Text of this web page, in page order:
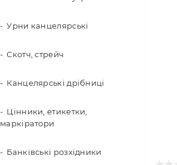
Рахунковий та навчальний
матеріал
Папки для креслення,
Урни канцелярські
Скотч, стрейч
Канцелярські дрібниці
Цінники, етикетки,
маркіратори
Банківські розхідники